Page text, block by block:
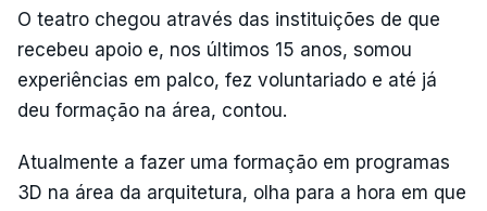
O teatro chegou através das instituições de que
recebeu apoio e, nos últimos 15 anos, somou
experiências em palco, fez voluntariado e até já
deu formação na área, contou.
Atualmente a fazer uma formação em programas
3D na área da arquitetura, olha para a hora em que